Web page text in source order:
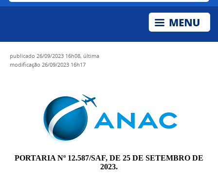
publicado 26/09/2023 16h08, última
modificação 26/09/2023 16h17
PORTARIA Nº 12.587/SAF, DE 25 DE SETEMBRO DE
2023.